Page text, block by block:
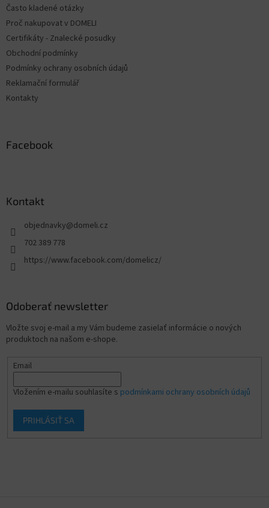
Často kladené otázky
Proč nakupovat v DOMELI
Certifikáty - Znalecké posudky
Obchodní podmínky
Podmínky ochrany osobních údajů
Reklamační formulář
Kontakty
Facebook
Kontakt
objednavky@domeli.cz
702 389 778
https://www.facebook.com/domelicz/
Odoberať newsletter
Vložte svoj e-mail a my Vám budeme zasielať informácie o nových
produktoch na našom e-shope.
Email
Vložením e-mailu souhlasíte s podmínkami ochrany osobních údajů
PRIHLÁSIŤ SA